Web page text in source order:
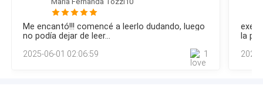
-Tengo que seguir trabajando para recuperar esos
dos mil setecientos dólares que gaste en esta puta
casa-
mirándome en el espejo sin saber que carajos hacer."Es
hora, ve por la llave"-Bueno...supongo que eso me pasa por
decir que no sabia que mierda hacer-Al salir del baño fui
directo a mi habitación de escritura improvisada para
buscar la llave, la cual estaba
Me encantó!!! comencé a leerlo dudando, luego
no podía dejar de leer...
2025-06-01 02:06:59
1
la
recomendada